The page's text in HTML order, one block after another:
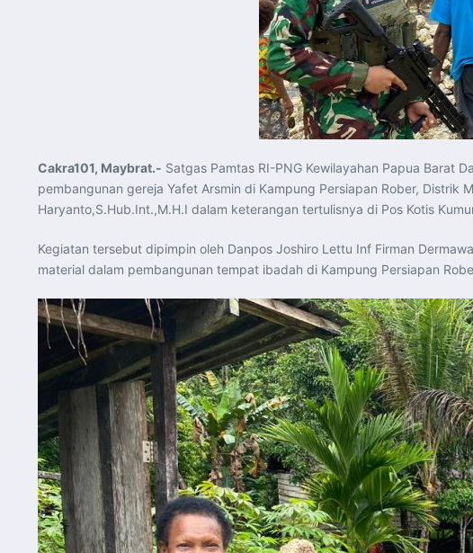
Cakra101, Maybrat.- Satgas Pamtas RI-PNG Kewilayahan Papua Barat
pembangunan gereja Yafet Arsmin di Kampung Persiapan Rober, Distrik
Haryanto,S.Hub.Int.,M.H.I dalam keterangan tertulisnya di Pos Kotis
Kegiatan tersebut dipimpin oleh Danpos Joshiro Lettu Inf Firman
material dalam pembangunan tempat ibadah di Kampung Persiapan